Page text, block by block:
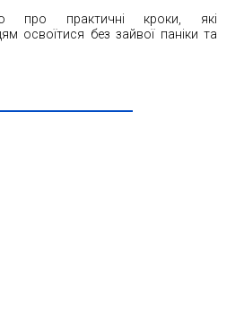
про практичні кроки, які
освоїтися без зайвої паніки та